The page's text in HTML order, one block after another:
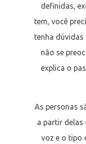
definidas,
tem, você
tenha dúvidas
não se
explica o
As personas
a partir delas
voz e o tipo